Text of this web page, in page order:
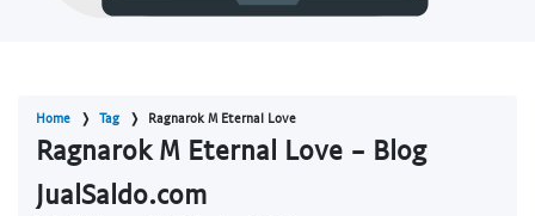
Home Tag Ragnarok M Eternal Love
Ragnarok M Eternal Love - Blog
JualSaldo.com